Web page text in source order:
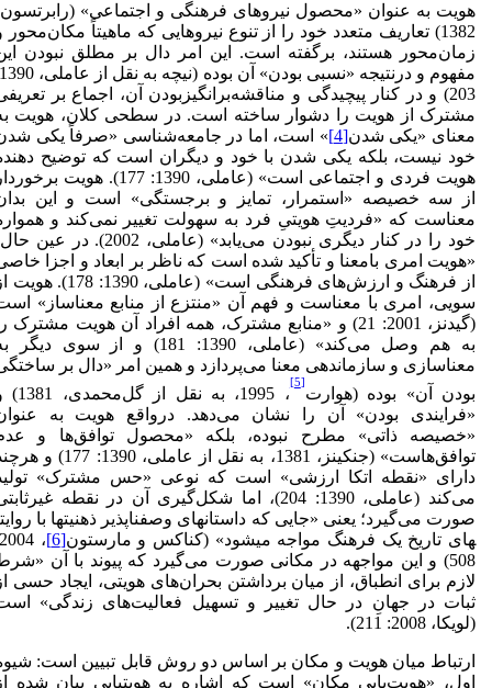
هویت به عنوان «محصول نیروهای فرهنگی و اجتماعی»
1382) تعاریف متعدد خود را از تنوع نیروهایی که ماهیتاً مکان‌محور
زمان‌محور هستند، برگفته است. این امر دال بر مطلق نبودن
203) و در کنار پیچیدگی و مناقشه‌برانگیزبودن آن، اجماع بر
مشترک از هویت را دشوار ساخته است. در سطحی کلان، هویت
معنای «یکی شدن[4]
» است، اما در جامعه‌شناسی «صرفاً یکی
خود نیست، بلکه یکی شدن با خود و دیگران است که توضیح
هویت فردی و اجتماعی است» (عاملی، 1390: 177). هویت
از سه خصیصه «استمرار، تمایز و برجستگی» است و این
معناست که «فردیتِ هویتیِ فرد به سهولت تغییر نمی‌کند و
خود را در کنار دیگری نبودن می‌یابد» (عاملی، 2002). در عین
«هویت امری بامعنا و تأکید شده است که ناظر بر ابعاد و اجزا
از فرهنگ و ارزش‌های فرهنگی است» (عاملی، 1390: 178).
سویی، امری با معناست و فهم آن «منتزع از منابع معناساز»
(گیدنز، 2001: 21) و «منابع مشترک، همه افراد آن هویت مشترک
به هم وصل می‌کند» (عاملی، 1390: 181) و از سوی دیگر
معناسازی و سازماندهی معنا می‌‌پردازد و همین امر «دال بر
بودن آن» بوده (هوارت
[5]
، 1995، به نقل از
«فرایندی بودن» آن را نشان می‌دهد. درواقع هویت به
«خصیصه ذاتی» مطرح نبوده، بلکه «محصول توافق‌ها و
توافق‌هاست» (جنکینز، 1381، به نقل از عاملی، 1390: 177)
دارای «نقطه اتکا ارزشی» است که نوعی «حس مشترک»
می‌کند (عاملی، 1390: 204)، اما شکل‌گیری آن در نقطه
صورت می‌گیرد؛ یعنی «جایی که داستان­های وصف­ناپذیر ذهنیت­ها با روایت­
های تاریخ یک فرهنگ مواجه می­شود» (کناکس و مارستون[6]
508) و این مواجهه در مکانی صورت می‌گیرد که پیوند با آن
لازم برای انطباق، از میان برداشتن بحران‌های هویتی، ایجاد حسی
ثبات در جهانِ در حال تغییر و تسهیل فعالیت‌های زندگی»
(لویکا، 2008: 211).
ارتباط میان هویت و مکان بر اساس دو روش قابل تبیین است:
اول، «هویت‌یابیِ مکان» است که اشاره به هویت­یابیِ بیان شده